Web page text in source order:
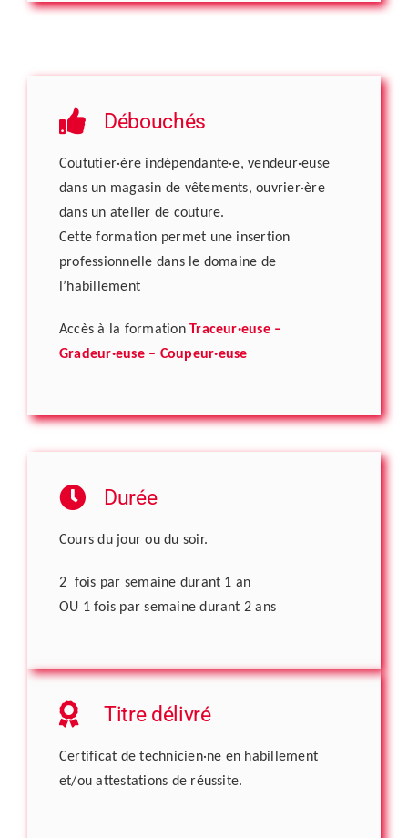
Débouchés
Coututier·ère indépendante·e, vendeur·euse
dans un magasin de vêtements, ouvrier·ère
dans un atelier de couture.
Cette formation permet une insertion
professionnelle dans le domaine de
l’habillement
Accès à la formationTraceur·euse –
Gradeur·euse – Coupeur·euse
Durée
Cours du jour ou du soir.
2 fois par semaine durant 1 an
OU 1 fois par semaine durant 2 ans
Titre délivré
Certificat de technicien·ne en habillement
et/ou attestations de réussite.